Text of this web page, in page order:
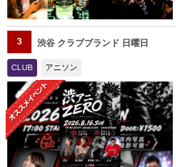
3 渋谷 クラブブランド 日曜日
CLUB アニソン